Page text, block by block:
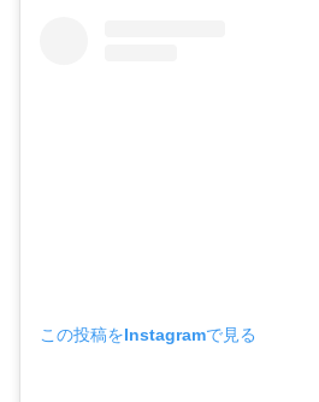
この投稿をInstagramで見る